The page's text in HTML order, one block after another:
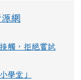
網
觸，拒絕嘗試
學堂」